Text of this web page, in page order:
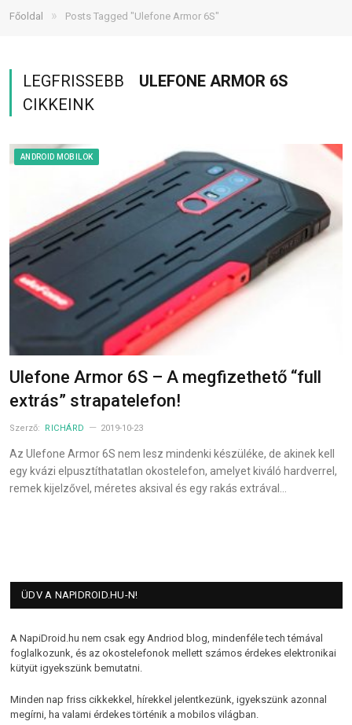
Főoldal » Posts Tagged "Ulefone Armor 6S"
LEGFRISSEBB
ULEFONE ARMOR 6S
CIKKEINK
ANDROID MOBILOK
Ulefone Armor 6S – A megfizethető “full
extrás” strapatelefon!
Szerző: RICHÁRD 2019-10-23
Az Ulefone Armor 6S nem lesz mindenki készüléke, de akinek kell
egy kvázi elpusztíthatatlan okostelefon, amelyet kiváló hardverrel,
remek kijelzővel, méretes aksival és egy rakás extrával…
ÜDV A NAPIDROID.HU-N!
A NapiDroid.hu nem csak egy Andriod blog, mindenféle tech témával
foglalkozunk, és az okostelefonok mellett számos érdekes elektronikai
kütyüt igyekszünk bemutatni.
Minden nap friss cikkekkel, hírekkel jelentkezünk, igyekszünk azonnal
megírni, ha valami érdekes történik a mobilos világban.